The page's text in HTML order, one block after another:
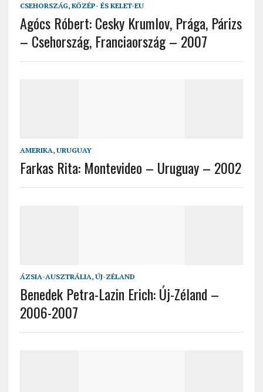
CSEHORSZÁG, KÖZÉP- ÉS KELET-EU
Agócs Róbert: Cesky Krumlov, Prága, Párizs
– Csehország, Franciaország – 2007
AMERIKA, URUGUAY
Farkas Rita: Montevideo – Uruguay – 2002
ÁZSIA-AUSZTRÁLIA, ÚJ-ZÉLAND
Benedek Petra-Lazin Erich: Új-Zéland –
2006-2007